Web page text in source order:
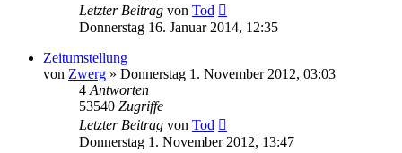
Letzter Beitrag von Tod
Donnerstag 16. Januar 2014, 12:35
Zeitumstellung
von Zwerg » Donnerstag 1. November 2012, 03:03
4 Antworten
53540 Zugriffe
Letzter Beitrag von Tod
Donnerstag 1. November 2012, 13:47